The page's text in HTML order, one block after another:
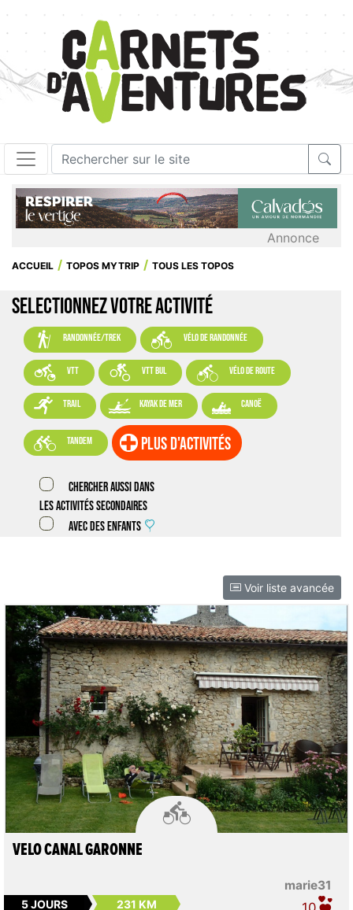
Annonce
ACCUEIL TOPOS MYTRIP TOUS LES TOPOS
SELECTIONNEZ VOTRE ACTIVITÉ
 randonnée/trek  vélo de randonnée
 VTT  VTT BUL  vélo de route
 trail  kayak de mer  canoë
 tandem plus d'activités
Chercher aussi dans
les activités secondaires
Avec des enfants
Voir liste avancée

marie31
VELO CANAL GARONNE
5 JOURS 231 KM